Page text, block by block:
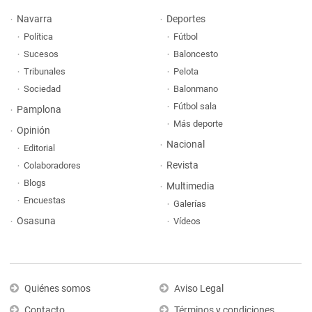
Navarra
Política
Sucesos
Tribunales
Sociedad
Pamplona
Opinión
Editorial
Colaboradores
Blogs
Encuestas
Osasuna
Deportes
Fútbol
Baloncesto
Pelota
Balonmano
Fútbol sala
Más deporte
Nacional
Revista
Multimedia
Galerías
Vídeos
Quiénes somos
Aviso Legal